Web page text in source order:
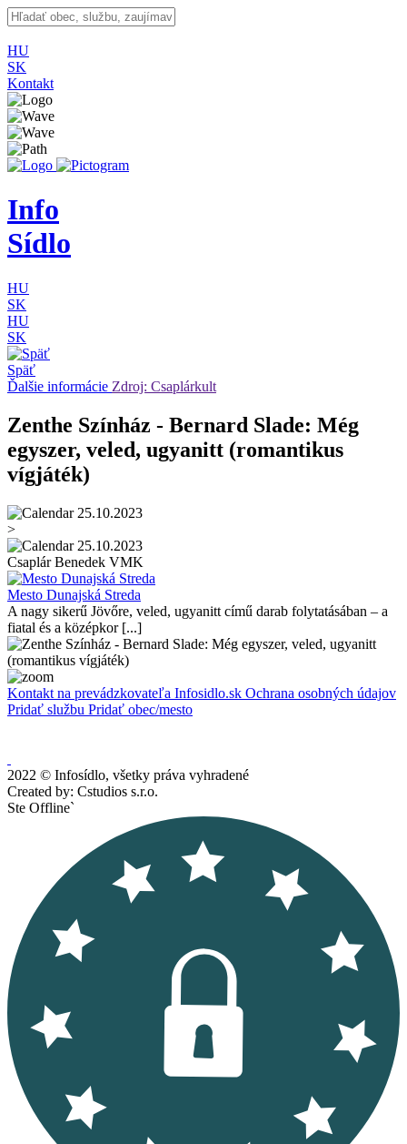
HU
SK
Kontakt
Info
Sídlo
HU
SK
HU
SK
Späť
Ďalšie informácie Zdroj: Csaplárkult
Zenthe Színház - Bernard Slade: Még
egyszer, veled, ugyanitt (romantikus
vígjáték)
25.10.2023
>
25.10.2023
Csaplár Benedek VMK
Mesto Dunajská Streda
A nagy sikerű Jövőre, veled, ugyanitt című darab folytatásában – a
fiatal és a középkor [...]
Kontakt na prevádzkovateľa Infosidlo.sk Ochrana osobných údajov
Pridať službu Pridať obec/mesto
2022 © Infosídlo, všetky práva vyhradené
Created by: Cstudios s.r.o.
Ste Offline`